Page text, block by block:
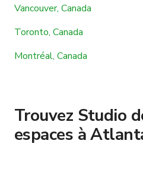
Vancouver, Canada
Toronto, Canada
Montréal, Canada
Trouvez Studio
espaces à